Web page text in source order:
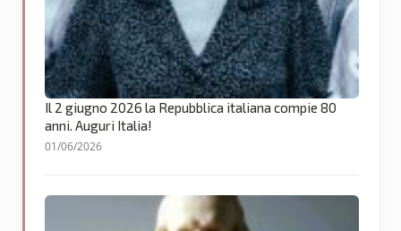
Il 2 giugno 2026 la Repubblica italiana compie 80
anni. Auguri Italia!
01/06/2026